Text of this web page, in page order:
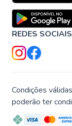
REDES SOCIAIS
Condições
poderão ter